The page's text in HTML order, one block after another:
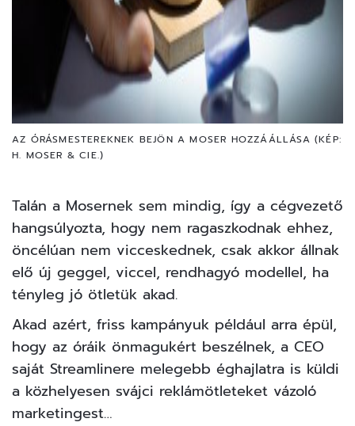
AZ ÓRÁSMESTEREKNEK BEJÖN A MOSER HOZZÁÁLLÁSA (KÉP:
H. MOSER & CIE.)
Talán a Mosernek sem mindig, így a cégvezető
hangsúlyozta, hogy nem ragaszkodnak ehhez,
öncélúan nem vicceskednek, csak akkor állnak
elő új geggel, viccel, rendhagyó modellel, ha
tényleg jó ötletük akad.
Akad azért, friss kampányuk például arra épül,
hogy az óráik önmagukért beszélnek, a CEO
saját Streamlinere melegebb éghajlatra is küldi
a közhelyesen svájci reklámötleteket vázoló
marketingest…